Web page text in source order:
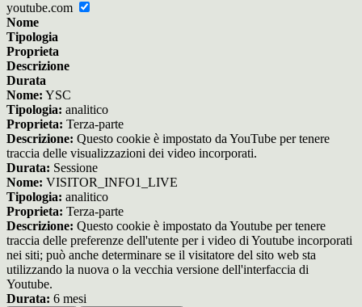
youtube.com
Nome
Tipologia
Proprieta
Descrizione
Durata
Nome: YSC
Tipologia: analitico
Proprieta: Terza-parte
Descrizione: Questo cookie è impostato da YouTube per tenere
traccia delle visualizzazioni dei video incorporati.
Durata: Sessione
Nome: VISITOR_INFO1_LIVE
Tipologia: analitico
Proprieta: Terza-parte
Descrizione: Questo cookie è impostato da Youtube per tenere
traccia delle preferenze dell'utente per i video di Youtube incorporati
nei siti; può anche determinare se il visitatore del sito web sta
utilizzando la nuova o la vecchia versione dell'interfaccia di
Youtube.
Durata: 6 mesi